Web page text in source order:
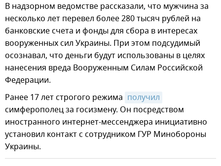
В надзорном ведомстве рассказали, что мужчина за
несколько лет перевел более 280 тысяч рублей на
банковские счета и фонды для сбора в интересах
вооруженных сил Украины. При этом подсудимый
осознавал, что деньги будут использованы в целях
нанесения вреда Вооруженным Силам Российской
Федерации.
Ранее 17 лет строгого режима получил
симферополец за госизмену. Он посредством
иностранного интернет-мессенджера инициативно
установил контакт с сотрудником ГУР Минобороны
Украины.